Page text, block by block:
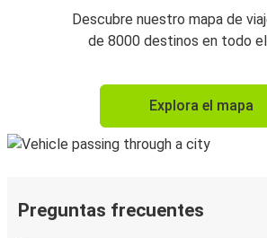
Descubre nuestro mapa de
de 8000 destinos en todo el
Explora el mapa
Preguntas frecuentes